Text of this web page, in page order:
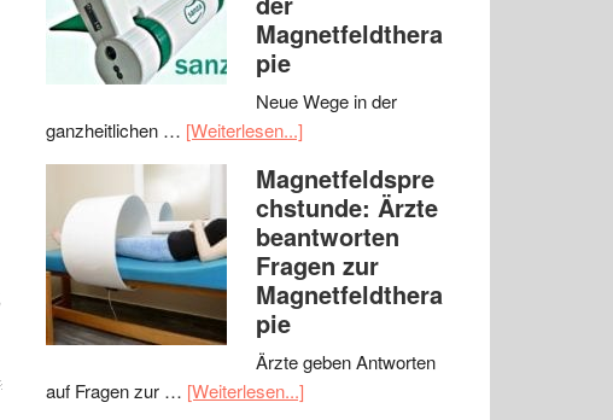
Magnetfeldthera
pie
Neue Wege in der
ganzheitlichen … [Weiterlesen...]
Magnetfeldspre
chstunde: Ärzte
beantworten
Fragen zur
Magnetfeldthera
pie
Ärzte geben Antworten
auf Fragen zur … [Weiterlesen...]